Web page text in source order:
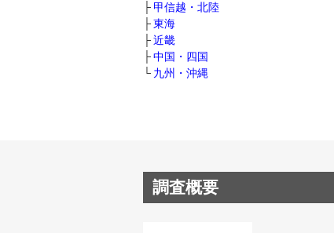
甲信越・北陸
東海
近畿
中国・四国
九州・沖縄
調査概要